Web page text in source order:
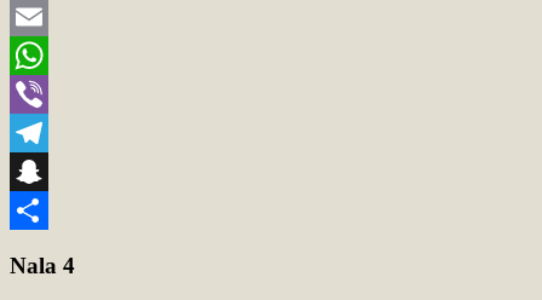
Twitter
Email
WhatsApp
Viber
Telegram
Snapchat
Nala 4